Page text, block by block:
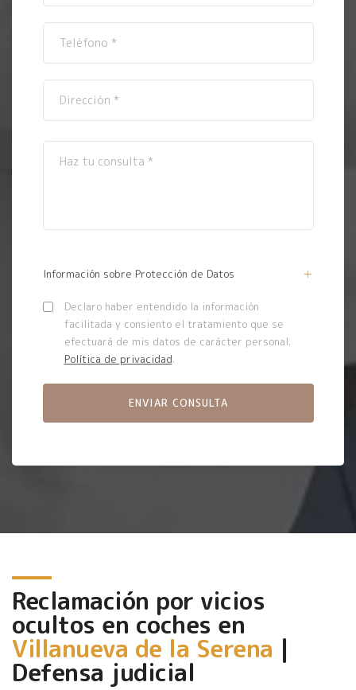
Información sobre Protección de Datos
Declaro haber entendido la información
facilitada y consiento el tratamiento que se
efectuará de mis datos de carácter personal.
Política de privacidad.
Reclamación por vicios
ocultos en coches en
Villanueva de la Serena |
Defensa judicial